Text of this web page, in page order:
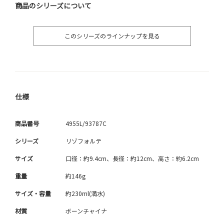
商品のシリーズについて
このシリーズのラインナップを見る
仕様
商品番号 4955L/93787C
シリーズ リゾフォルテ
サイズ 口径：約9.4cm、長径：約12cm、高さ：約6.2cm
重量 約146g
サイズ・容量 約230ml(満水)
材質 ボーンチャイナ